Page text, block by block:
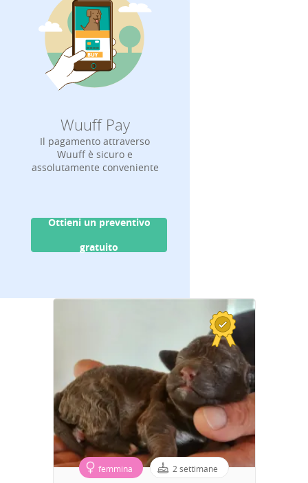
Wuuff Pay
Il pagamento attraverso
Wuuff è sicuro e
assolutamente conveniente
Ottieni un preventivo
gratuito
femmina 2 settimane